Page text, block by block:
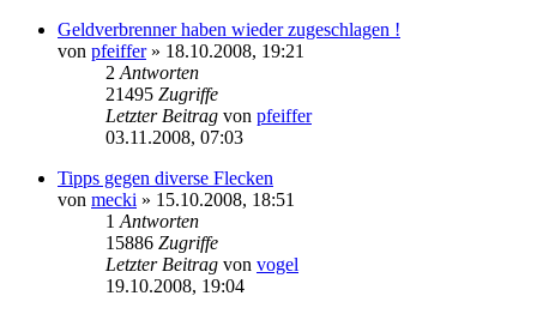
Geldverbrenner haben wieder zugeschlagen !
von pfeiffer» 18.10.2008, 19:21
2 Antworten
21495 Zugriffe
Letzter Beitrag von pfeiffer
03.11.2008, 07:03
Tipps gegen diverse Flecken
von mecki » 15.10.2008, 18:51
1 Antworten
15886 Zugriffe
Letzter Beitrag von vogel
19.10.2008, 19:04